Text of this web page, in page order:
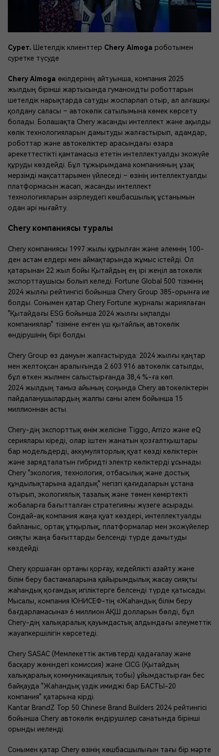
Сурет. Шетелдік клиенттер Chery Аimoga роботымен
суретке түсуде
Chery Aimoga өкілдерінің айтуынша, компания 2025
жылдың бірінші жартысында гуманоидты роботтарын
шетелдік нарықтарда сатуды жоспарлап отыр, ал алғашқы
қолдану саласы – автокөлік сатылымына көмек көрсету
болады. Болашақта Chery жасанды интеллект және ақылды
көлік технологияларын дамытуды жалғастырып, адамдар,
роботтар және автокөліктер арасындағы өзара
әрекеттестікті қамтамасыз ететін интеллектуалды экожүйе
құруды көздейді. Бұл тұжырымдама компанияның ұзақ
мерзімді мақсаттарымен үйлеседі – өзінің интеллектуалды
платформасын жасап, жасанды интеллект
технологияларын әзірлеудегі көшбасшылық ұстанымын
одан әрі нығайту.
Chery компаниясы туралы
Chery компаниясы 1997 жылы құрылған және әлемнің 100-
ден астам елдері мен аймақтарында жұмыс істейді. Ол
қатарынан 22 жыл бойы Қытайдың ең ірі жеңіл автокөлік
экспорттаушысы болып келеді. Fortune Global 500 тізімінің
2024 жылғы рейтингісі бойынша Chery Group 385-орынға ие
болды. Сонымен қатар Chery Fortune журналы жариялаған
"Қытайдағы ESG бойынша 2024 жылғы ықпалды
компаниялар" тізіміне енген үш қытайлық автокөлік
өндірушінің бірі болды.
Chery Group өз дамуын жалғастыруда: 2024 жылғы қаңтар
мен желтоқсан аралығында 2 603 916 автокөлік сатылды,
бұл өткен жылмен салыстырғанда 38,4 %-ға көп.
2024 жылдың тамыз айының соңында Chery автокөліктерін
пайдаланушылардың жалпы саны әлем бойынша 15
миллионнан асты.
Chery-дің экспорттық өнім желісіне Tiggo, Arrizo және eQ
сериялары кіреді, олар іштен жанатын қозғалтқыштары
бар модельдерді, аккумуляторлық қуат көзді көліктерін
және зарядталатын гибридті электр көліктерді ұсынады.
Chery "экология, технология, отбасылық және достық
құндылықтарына адалдық" негізгі қағидаларын ұстана
отырып, экологиялық тазалық және төмен көміртекті
жобаларға бағытталған стратегияны жүзеге асырады.
Сондай-ақ компания жаңа қуат көздері, интеллектуалды
байланыс, ортақ ұтқырлық, платформалар мен экожүйелер
сияқты жаңа бағыттарды белсенді түрде дамытуды
көздейді.
Chery қоршаған ортаны қорғау, кедейлікті азайту және
білім беру бастамаларына қайырымдылық жасау сияқты
жаһандық қоғамдық игіліктерге белсенді түрде қатысады.
Мысалы, компания ЮНИСЕФ-тің «Жаһандық білім беру
бағдарламасына» 6 миллион АҚШ долларын бөлді, бұл
Chery-дің халықаралық қауымдастық алдындағы әлеуметтік
жауапкершілігін көрсетеді.
Chery SASAC (Мемлекеттік активтерді қадағалау және
басқару жөніндегі комиссия) және CICG (Қытайдың
халықаралық коммуникациялық тобы) ұйымдастырған бес
байқауда "Жаһандық үздік имиджі бар БАСТЫ-20
компания" қатарына кірді.
Kantar BrandZ Top 50 Chinese Brand Builders 2024 рейтингісі
бойынша Chery автокөлік өндірушілер санатында бірінші
орынды иеленді.
Сонымен қатар Chery өзінің көшбасшылығын тағы бір мәрте